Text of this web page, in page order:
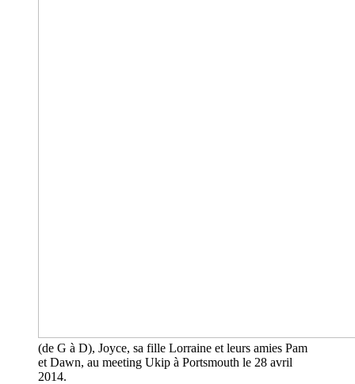
(de G à D), Joyce, sa fille Lorraine et leurs amies Pam
et Dawn, au meeting Ukip à Portsmouth le 28 avril
2014.